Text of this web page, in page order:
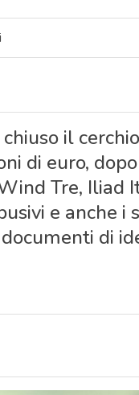
il
di euro,
Tre,
e anche i
di